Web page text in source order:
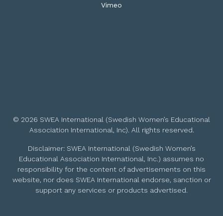
Vimeo
© 2026 SWEA International (Swedish Women’s Educational
Association International, Inc). All rights reserved.
Disclaimer: SWEA International (Swedish Women’s
Educational Association International, Inc.) assumes no
responsibility for the content of advertisements on this
website, nor does SWEA International endorse, sanction or
support any services or products advertised.